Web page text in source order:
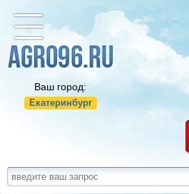
Ваш город:
Екатеринбург